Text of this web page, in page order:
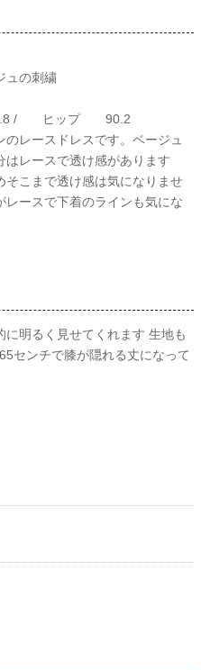
ュの刺繍
/ ヒップ 90.2
レースドレスです。ベージュ
はレースで透け感があります
そこまで透け感は気になりませ
ースで下着のラインも気にな
明るく見せてくれます 生地も
センチで膝が隠れる丈になって